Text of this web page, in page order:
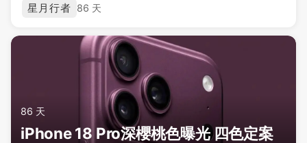
星月行者 86 天
86 天
iPhone 18 Pro深櫻桃色曝光 四色定案